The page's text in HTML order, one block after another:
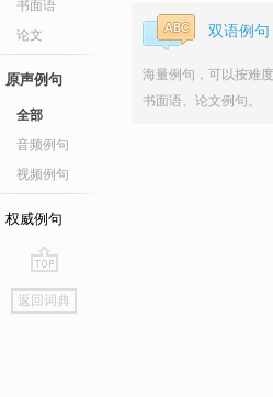
书面语
论文
原声例句
全部
音频例句
视频例句
权威例句
go
top
返回词典
双语例句
海量例句，可以按难度
书面语、论文例句。